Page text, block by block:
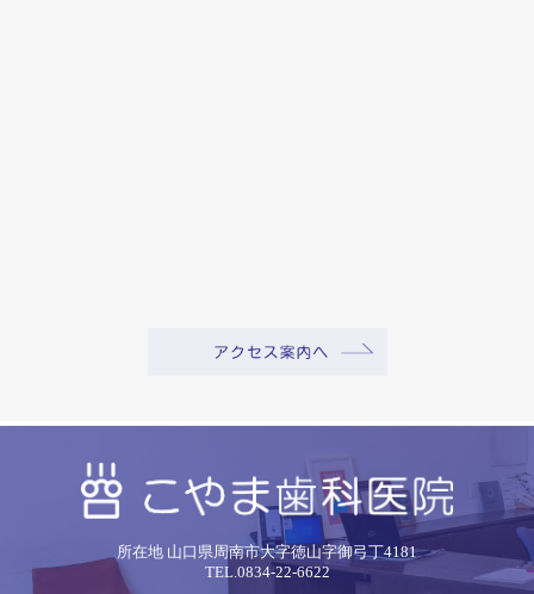
所在地 山口県周南市大字徳山字御弓丁4181
TEL.0834-22-6622